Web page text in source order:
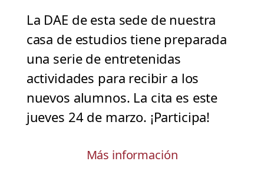
La DAE de esta sede de nuestra
casa de estudios tiene preparada
una serie de entretenidas
actividades para recibir a los
nuevos alumnos. La cita es este
jueves 24 de marzo. ¡Participa!
Más información